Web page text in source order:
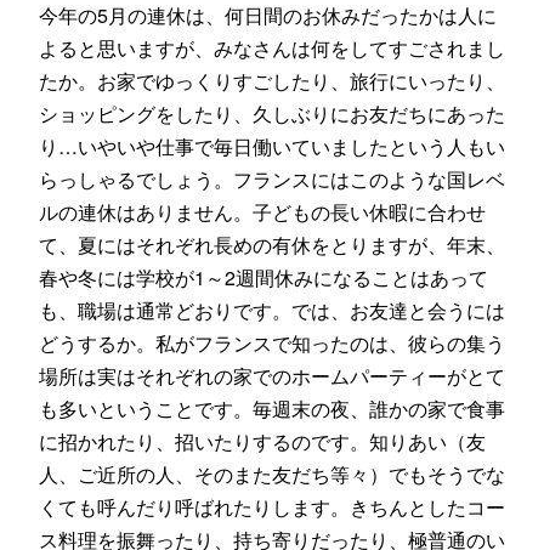
今年の5月の連休は、何日間のお休みだったかは人に
よると思いますが、みなさんは何をしてすごされまし
たか。お家でゆっくりすごしたり、旅行にいったり、
ショッピングをしたり、久しぶりにお友だちにあった
り…いやいや仕事で毎日働いていましたという人もい
らっしゃるでしょう。フランスにはこのような国レベ
ルの連休はありません。子どもの長い休暇に合わせ
て、夏にはそれぞれ長めの有休をとりますが、年末、
春や冬には学校が1～2週間休みになることはあって
も、職場は通常どおりです。では、お友達と会うには
どうするか。私がフランスで知ったのは、彼らの集う
場所は実はそれぞれの家でのホームパーティーがとて
も多いということです。毎週末の夜、誰かの家で食事
に招かれたり、招いたりするのです。知りあい（友
人、ご近所の人、そのまた友だち等々）でもそうでな
くても呼んだり呼ばれたりします。きちんとしたコー
ス料理を振舞ったり、持ち寄りだったり、極普通のい